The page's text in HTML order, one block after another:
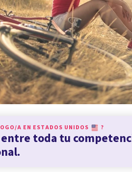
A EN ESTADOS UNIDOS ?
entre toda tu